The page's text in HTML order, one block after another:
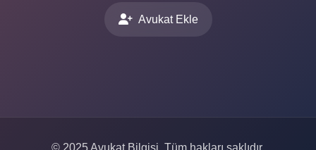
Avukat Ekle
© 2025 Avukat Bilgisi. Tüm hakları saklıdır.